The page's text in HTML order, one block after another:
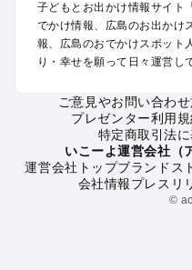
広島の定番お出かけスポ
広島の遊園地
広島の動物園
広島の釣り
広島の牧場
広島のプール
広島のアスレチック
広島の公園・総合公園
子どもとお出かけ情報サイト
でかけ情報、広島のお出かけ
報、広島のおでかけスポット
り・幸せを願って日々運営し
ご意見やお問い合わせ
プレゼンター利用規
特定商取引法
いこーよ運営会社（
運営会社トップブランドス
会社情報プレスリ
©